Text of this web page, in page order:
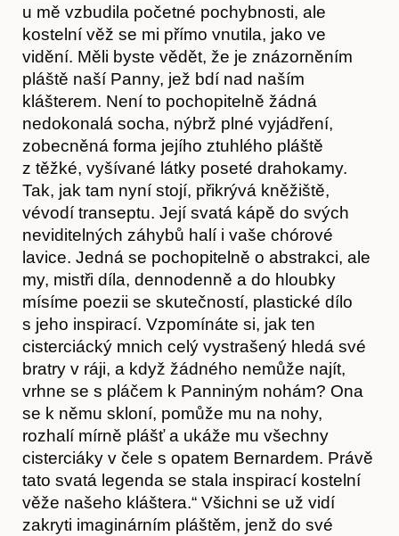
u mě vzbudila početné pochybnosti, ale
kostelní věž se mi přímo vnutila, jako ve
vidění. Měli byste vědět, že je znázorněním
pláště naší Panny, jež bdí nad naším
klášterem. Není to pochopitelně žádná
nedokonalá socha, nýbrž plné vyjádření,
zobecněná forma jejího ztuhlého pláště
z těžké, vyšívané látky poseté drahokamy.
Tak, jak tam nyní stojí, přikrývá kněžiště,
vévodí transeptu. Její svatá kápě do svých
neviditelných záhybů halí i vaše chórové
lavice. Jedná se pochopitelně o abstrakci, ale
my, mistři díla, dennodenně a do hloubky
mísíme poezii se skutečností, plastické dílo
s jeho inspirací. Vzpomínáte si, jak ten
cisterciácký mnich celý vystrašený hledá své
bratry v ráji, a když žádného nemůže najít,
vrhne se s pláčem k Panniným nohám? Ona
se k němu skloní, pomůže mu na nohy,
rozhalí mírně plášť a ukáže mu všechny
cisterciáky v čele s opatem Bernardem. Právě
tato svatá legenda se stala inspirací kostelní
věže našeho kláštera.“ Všichni se už vidí
zakryti imaginárním pláštěm, jenž do své